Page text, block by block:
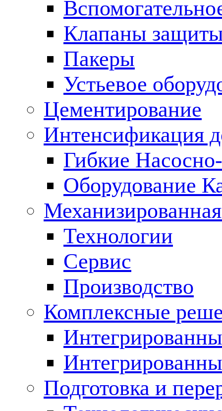
Клапаны
Пакеры
Устьевое
Цементирование
Интенсификация
Гибкие
Оборудование
Технологии
Сервис
Производство
Комплексные
Подготовка и